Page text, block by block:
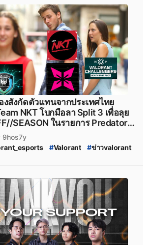
#FullSense
#fullsense
full_sense
#FS_TALK
#FULL_SENSE_foxz
#foxz #valorant_foxz #ptc_valorant
#mith #mith_valorant
#xerxia #xerxia_valorant #Xerxia
# teamnkt_valorant
#predatorleague
งสังกัดตัวแทนจากประเทศไทย
NKT โบกมือลา Split 3 เพื่อลุย
SEASON ในรายการ Predator
9hos7y
#Valorant #ข่าวvalorant
#FullSense
#fullsense # full_sense